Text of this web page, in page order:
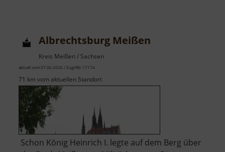
Albrechtsburg Meißen
Kreis Meißen / Sachsen
aktuell vom 07.06.2026 / Zugriffe: 17174
71 km vom aktuellen Standort
Schon König Heinrich I. legte auf dem Berg über